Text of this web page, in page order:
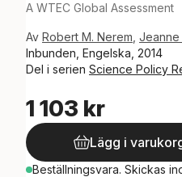
A WTEC Global Assessment
Av Robert M. Nerem Jeanne
Inbunden, Engelska, 2014
Del i serien Science Policy
1 103 kr
Lägg i
Beställningsvara. Skickas